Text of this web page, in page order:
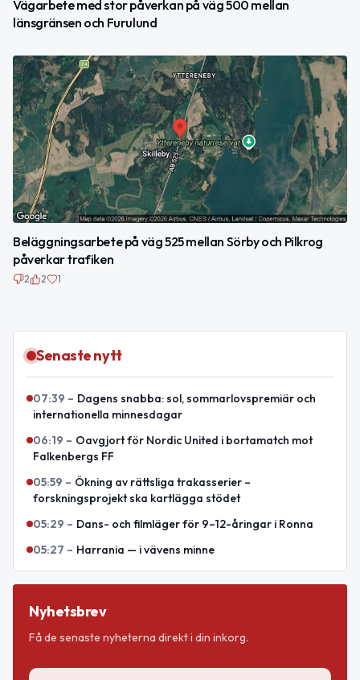
Vägarbete med stor påverkan på väg 500 mellan
länsgränsen och Furulund
Beläggningsarbete på väg 525 mellan Sörby och Pilkrog
påverkar trafiken
2 2 1
Senaste nytt
07:39 – Dagens snabba: sol, sommarlovspremiär och
internationella minnesdagar
06:19 – Oavgjort för Nordic United i bortamatch mot
Falkenbergs FF
05:59 – Ökning av rättsliga trakasserier –
forskningsprojekt ska kartlägga stödet
05:29 – Dans- och filmläger för 9–12-åringar i Ronna
05:27 – Harrania — i vävens minne
Nyhetsbrev
Få de senaste nyheterna direkt i din inkorg.